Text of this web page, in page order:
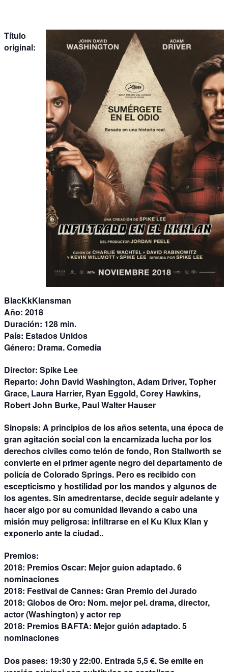
Título
original:
BlacKkKlansman
Año: 2018
Duración: 128 min.
País: Estados Unidos
Género: Drama. Comedia
Director: Spike Lee
Reparto: John David Washington, Adam Driver, Topher
Grace, Laura Harrier, Ryan Eggold, Corey Hawkins,
Robert John Burke, Paul Walter Hauser
Sinopsis: A principios de los años setenta, una época de
gran agitación social con la encarnizada lucha por los
derechos civiles como telón de fondo, Ron Stallworth se
convierte en el primer agente negro del departamento de
policía de Colorado Springs. Pero es recibido con
escepticismo y hostilidad por los mandos y algunos de
los agentes. Sin amedrentarse, decide seguir adelante y
hacer algo por su comunidad llevando a cabo una
misión muy peligrosa: infiltrarse en el Ku Klux Klan y
exponerlo ante la ciudad..
Premios:
2018: Premios Oscar: Mejor guion adaptado. 6
nominaciones
2018: Festival de Cannes: Gran Premio del Jurado
2018: Globos de Oro: Nom. mejor pel. drama, director,
actor (Washington) y actor rep
2018: Premios BAFTA: Mejor guión adaptado. 5
nominaciones
Dos pases: 19:30 y 22:00. Entrada 5,5 €. Se emite en